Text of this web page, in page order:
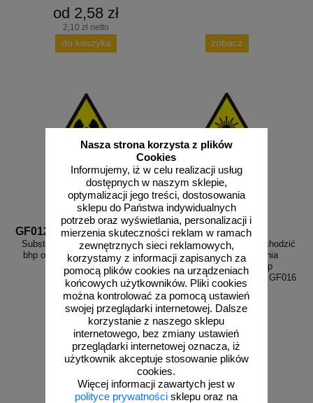
Nasza strona korzysta z plików
Cookies
Informujemy, iż w celu realizacji usług
dostępnych w naszym sklepie,
optymalizacji jego treści, dostosowania
sklepu do Państwa indywidualnych
potrzeb oraz wyświetlania, personalizacji i
mierzenia skuteczności reklam w ramach
zewnętrznych sieci reklamowych,
korzystamy z informacji zapisanych za
pomocą plików cookies na urządzeniach
końcowych użytkowników. Pliki cookies
można kontrolować za pomocą ustawień
swojej przeglądarki internetowej. Dalsze
korzystanie z naszego sklepu
internetowego, bez zmiany ustawień
przeglądarki internetowej oznacza, iż
użytkownik akceptuje stosowanie plików
cookies.
Więcej informacji zawartych jest w
polityce prywatności sklepu oraz na
od 2,58 zł
2,10 zł netto
do koszyka zobacz
GF012
Substancje radioaktywne - znak
bhp ostrzegający, informujący -
GF012
od 2,96 zł
2,41 zł netto
do koszyka
GF016
Uwaga! nie patrzeć i nie wchodzić
w wiązkę promieniowania
laserowego - znak bhp
ostrzegający, informujący - GF016
od 2,96 zł
2,41 zł netto
do koszyka